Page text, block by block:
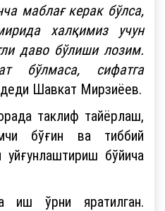
маблағ керак бўлса,
халқимиз учун
даво бўлиши лозим.
бўлмаса, сифатга
деди Шавкат Мирзиёев.
таклиф тайёрлаш,
бўғин ва тиббий
уйғунлаштириш бўйича
иш ўрни яратилган.